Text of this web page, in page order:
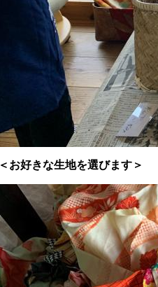
＜お好きな生地を選びます＞